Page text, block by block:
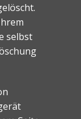
selbst